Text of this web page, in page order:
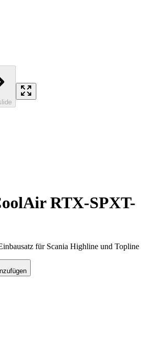
RTX-SPXT-
für Scania Highline und Topline